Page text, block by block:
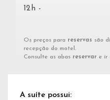
12h -
Os preços para reservas são
recepção do motel.
Consulte as abas reservar e ir
A suíte possui: